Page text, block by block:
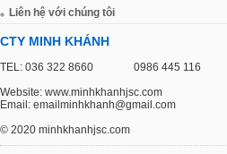
Liên hệ với chúng tôi
CTY MINH KHÁNH
TEL: 036 322 8660 0986 445 116
Website: www.minhkhanhjsc.com
Email: emailminhkhanh@gmail.com
© 2020 minhkhanhjsc.com